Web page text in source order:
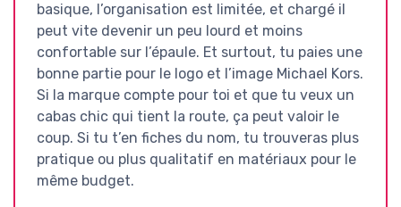
basique, l’organisation est limitée, et chargé il
peut vite devenir un peu lourd et moins
confortable sur l’épaule. Et surtout, tu paies une
bonne partie pour le logo et l’image Michael Kors.
Si la marque compte pour toi et que tu veux un
cabas chic qui tient la route, ça peut valoir le
coup. Si tu t’en fiches du nom, tu trouveras plus
pratique ou plus qualitatif en matériaux pour le
même budget.